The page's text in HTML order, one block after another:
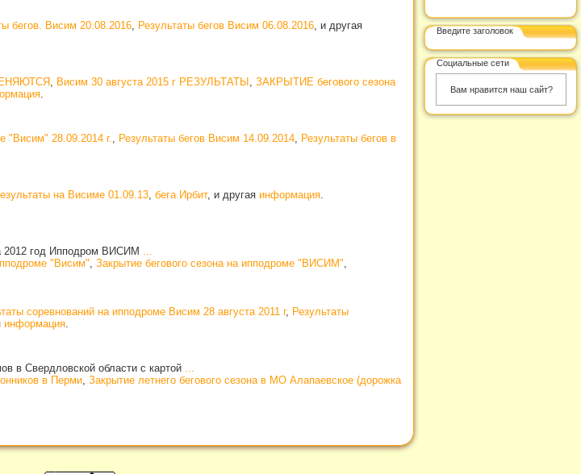
бегов. Висим 20.08.2016, Результаты бегов Висим 06.08.2016, и другая
, Висим 30 августа 2015 г РЕЗУЛЬТАТЫ , ЗАКРЫТИЕ бегового сезона
.
"Висим" 28.09.2014 г., Результаты бегов Висим 14.09.2014, Результаты бегов в
на Висиме 01.09.13, бега Ирбит, и другая информация.
2012 год Ипподром ВИСИМ ...
"Висим", Закрытие бегового сезона на ипподроме "ВИСИМ",
соревнований на ипподроме Висим 28 августа 2011 г, Результаты
информация.
в Свердловской области с картой ...
в Перми, Закрытие летнего бегового сезона в МО Алапаевское (дорожка
Введите заголовок
Социальные сети
Вам нравится наш сайт?